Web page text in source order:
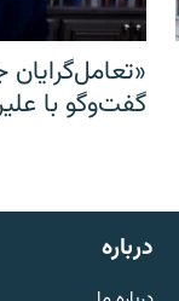
گفت‌وگو با
درباره